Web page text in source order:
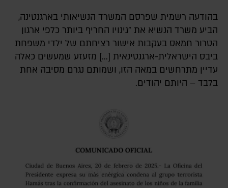
בהודעה רשמית שפרסם המשרד הנשיאותי בארגנטינה,
הביע משרד הנשיא את "גינויו החריף ביותר כלפי ארגון
הטרור חמאס בעקבות אישור רציחתם של ילדי משפחת
ביבס הישראלית-ארגנטינאית [...] מזעזע שמעשים כאלה
עדיין מתרחשים במאה הזו, ושמותם נגרם מסיבה אחת
בלבד – היותם יהודים.